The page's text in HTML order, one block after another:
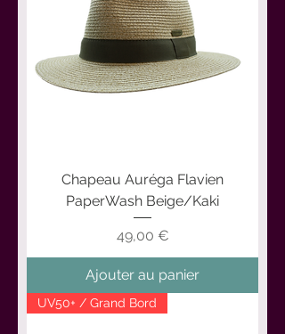
Chapeau Auréga Flavien
PaperWash Beige/Kaki
Prix
49,00 €
Ajouter au panier
UV50+ / Grand Bord